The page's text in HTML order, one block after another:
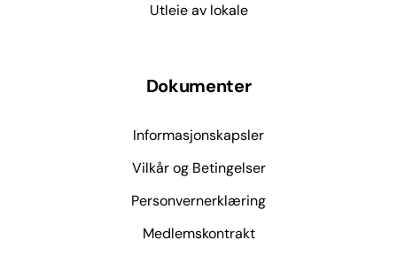
Utleie av lokale
Dokumenter
Informasjonskapsler
Vilkår og Betingelser
Personvernerklæring
Medlemskontrakt